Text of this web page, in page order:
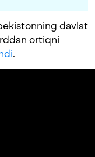
davlat
ortiqni
.